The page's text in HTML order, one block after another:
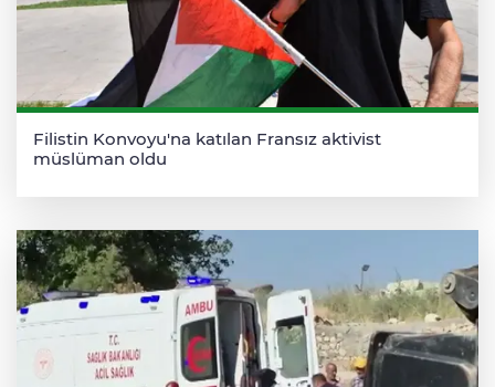
Filistin Konvoyu'na katılan Fransız aktivist
müslüman oldu